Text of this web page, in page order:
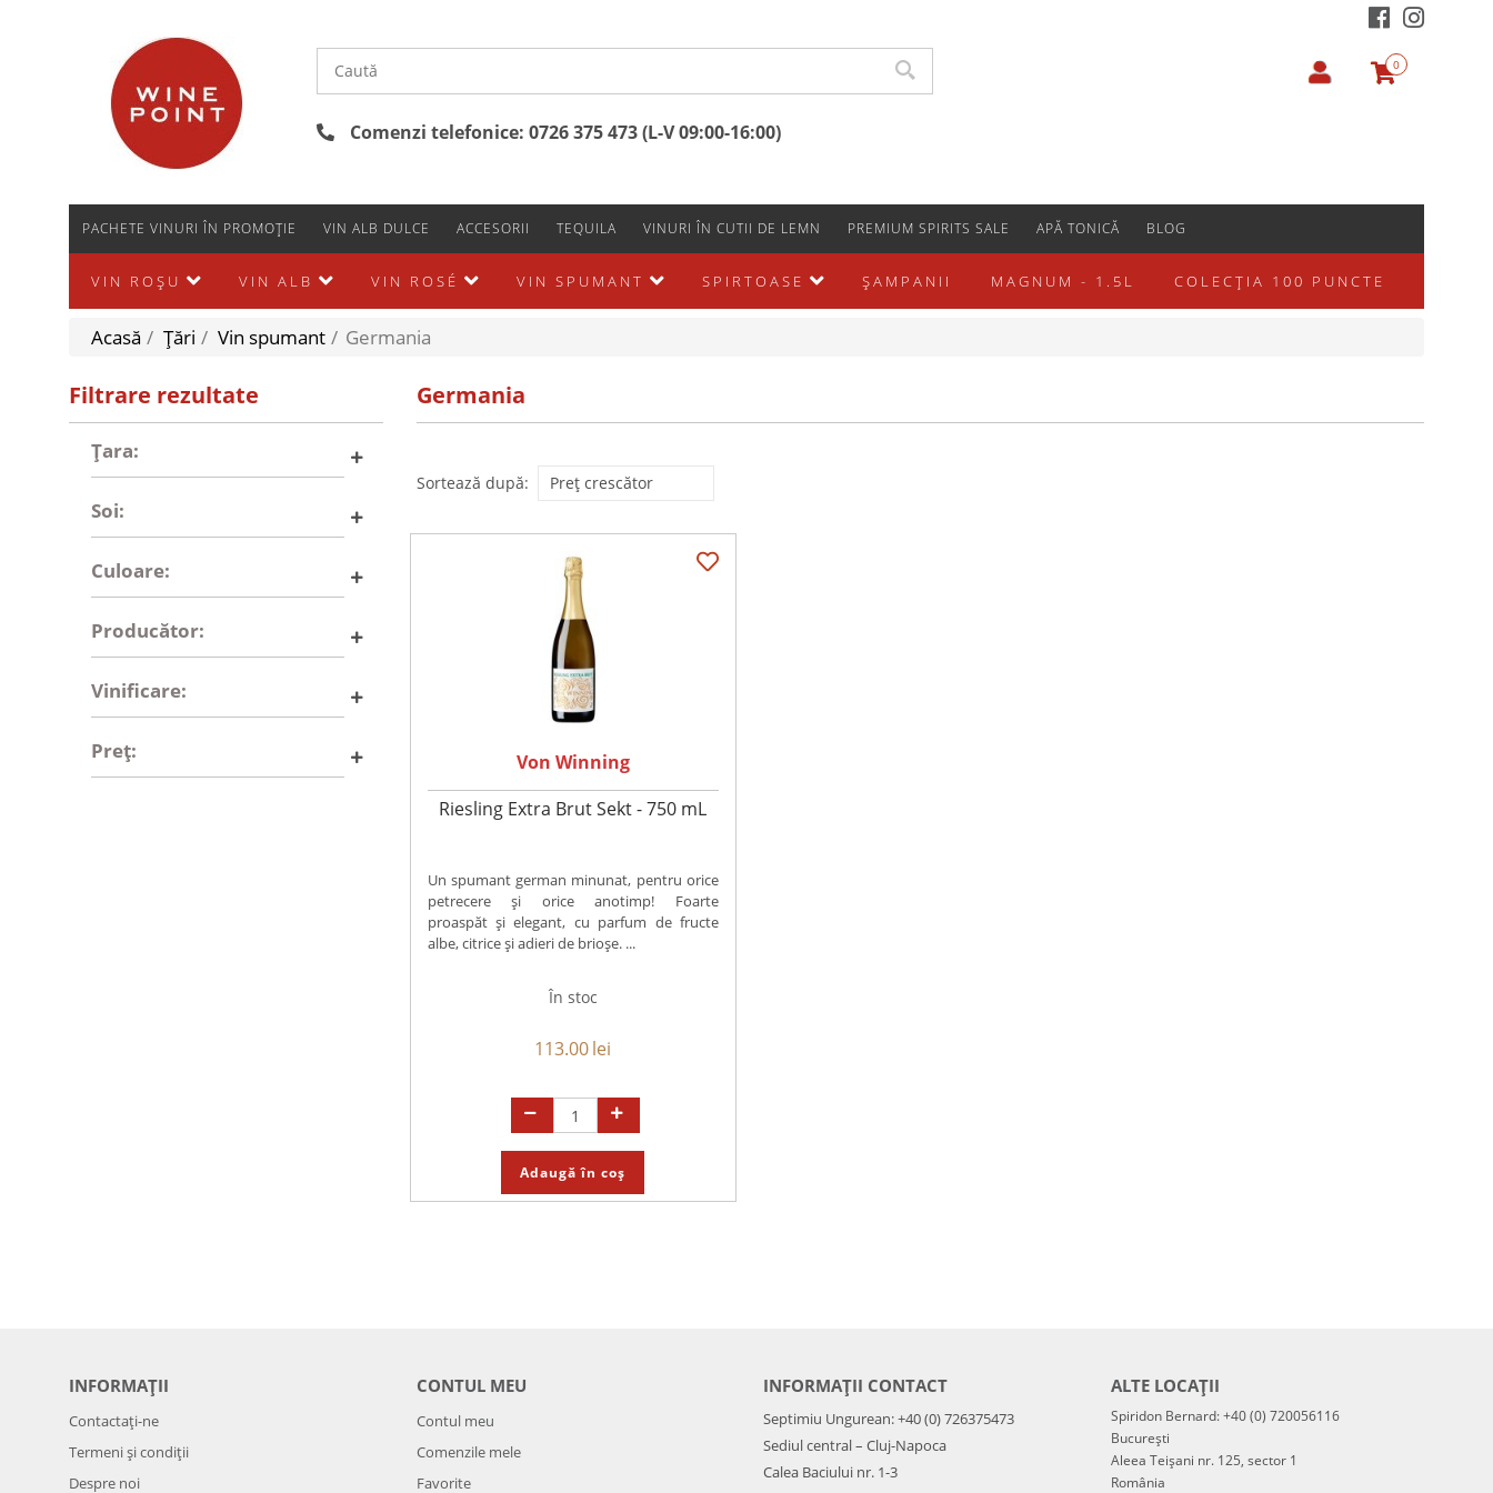
0
Comenzi telefonice: 0726 375 473 (L-V 09:00-16:00)
PACHETE VINURI ÎN PROMOȚIE VIN ALB DULCE ACCESORII TEQUILA VINURI ÎN CUTII DE LEMN PREMIUM SPIRITS SALE APĂ TONICĂ BLOG
VIN ROȘU VIN ALB VIN ROSÉ VIN SPUMANT SPIRTOASE ŞAMPANII MAGNUM - 1.5L COLECȚIA 100 PUNCTE
Acasă / Țări / Vin spumant / Germania
Filtrare rezultate
Țara:
Soi:
Culoare:
Producător:
Vinificare:
Preț:
Germania
Sortează după:
Von Winning
Riesling Extra Brut Sekt - 750 mL
Un spumant german minunat, pentru orice
petrecere și orice anotimp! Foarte
proaspăt și elegant, cu parfum de fructe
albe, citrice și adieri de brioșe. ...
În stoc
113.00lei
Adaugă în coș
INFORMAȚII
Contactați-ne
Termeni și condiții
Despre noi
CONTUL MEU
Contul meu
Comenzile mele
Favorite
INFORMAȚII CONTACT
Septimiu Ungurean: +40 (0) 726375473
Sediul central – Cluj-Napoca
Calea Baciului nr. 1-3
ALTE LOCAȚII
Spiridon Bernard: +40 (0) 720056116
București
Aleea Teișani nr. 125, sector 1
România